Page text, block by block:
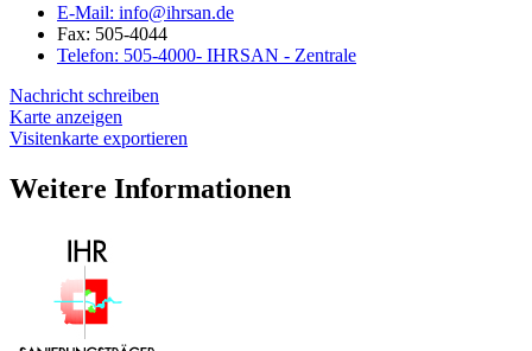
E-Mail: info@ihrsan.de
Fax: 505-4044
Telefon: 505-4000- IHRSAN - Zentrale
Nachricht schreiben
Karte anzeigen
Visitenkarte exportieren
Weitere Informationen